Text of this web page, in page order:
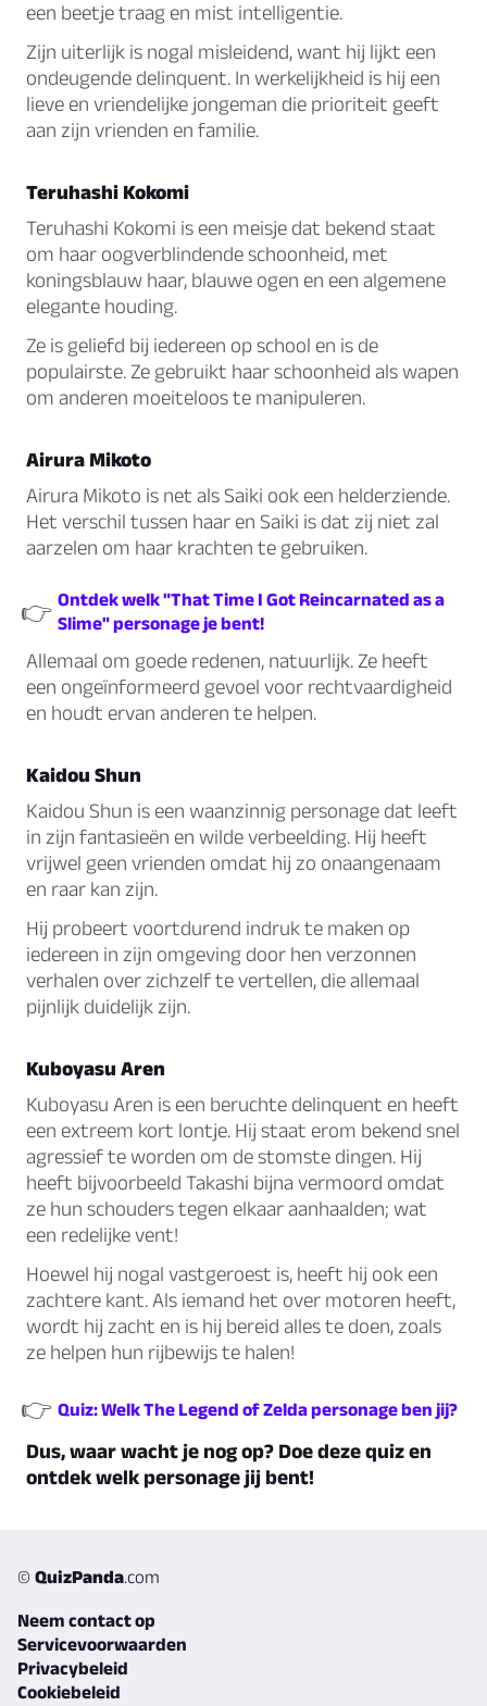
een beetje traag en mist intelligentie.
Zijn uiterlijk is nogal misleidend, want hij lijkt een
ondeugende delinquent. In werkelijkheid is hij een
lieve en vriendelijke jongeman die prioriteit geeft
aan zijn vrienden en familie.
Teruhashi Kokomi
Teruhashi Kokomi is een meisje dat bekend staat
om haar oogverblindende schoonheid, met
koningsblauw haar, blauwe ogen en een algemene
elegante houding.
Ze is geliefd bij iedereen op school en is de
populairste. Ze gebruikt haar schoonheid als wapen
om anderen moeiteloos te manipuleren.
Airura Mikoto
Airura Mikoto is net als Saiki ook een helderziende.
Het verschil tussen haar en Saiki is dat zij niet zal
aarzelen om haar krachten te gebruiken.
👉 Ontdek welk "That Time I Got Reincarnated as a
Slime" personage je bent!
Allemaal om goede redenen, natuurlijk. Ze heeft
een ongeïnformeerd gevoel voor rechtvaardigheid
en houdt ervan anderen te helpen.
Kaidou Shun
Kaidou Shun is een waanzinnig personage dat leeft
in zijn fantasieën en wilde verbeelding. Hij heeft
vrijwel geen vrienden omdat hij zo onaangenaam
en raar kan zijn.
Hij probeert voortdurend indruk te maken op
iedereen in zijn omgeving door hen verzonnen
verhalen over zichzelf te vertellen, die allemaal
pijnlijk duidelijk zijn.
Kuboyasu Aren
Kuboyasu Aren is een beruchte delinquent en heeft
een extreem kort lontje. Hij staat erom bekend snel
agressief te worden om de stomste dingen. Hij
heeft bijvoorbeeld Takashi bijna vermoord omdat
ze hun schouders tegen elkaar aanhaalden; wat
een redelijke vent!
Hoewel hij nogal vastgeroest is, heeft hij ook een
zachtere kant. Als iemand het over motoren heeft,
wordt hij zacht en is hij bereid alles te doen, zoals
ze helpen hun rijbewijs te halen!
👉 Quiz: Welk The Legend of Zelda personage ben jij?
Dus, waar wacht je nog op? Doe deze quiz en
ontdek welk personage jij bent!
© QuizPanda.com
Neem contact op
Servicevoorwaarden
Privacybeleid
Cookiebeleid